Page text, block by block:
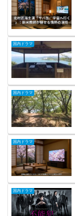
国内ドラマ
国内ドラマ
国内ドラマ
国内ドラマ